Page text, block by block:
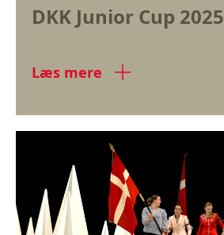
DKK Junior Cup 2025
Læs mere